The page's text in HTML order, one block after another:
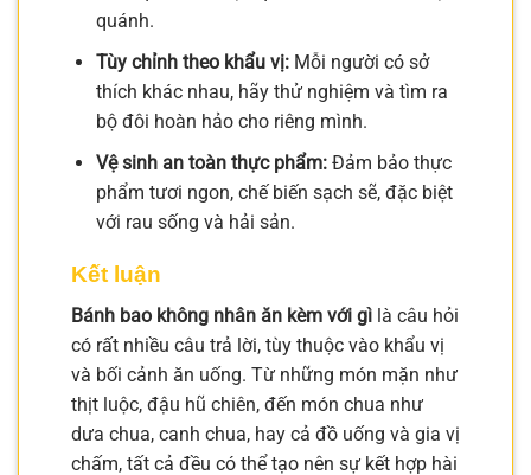
quánh.
Tùy chỉnh theo khẩu vị:Mỗi người có sở
thích khác nhau, hãy thử nghiệm và tìm ra
bộ đôi hoàn hảo cho riêng mình.
Vệ sinh an toàn thực phẩm:Đảm bảo thực
phẩm tươi ngon, chế biến sạch sẽ, đặc biệt
với rau sống và hải sản.
Kết luận
Bánh bao không nhân ăn kèm với gì là câu hỏi
có rất nhiều câu trả lời, tùy thuộc vào khẩu vị
và bối cảnh ăn uống. Từ những món mặn như
thịt luộc, đậu hũ chiên, đến món chua như
dưa chua, canh chua, hay cả đồ uống và gia vị
chấm, tất cả đều có thể tạo nên sự kết hợp hài